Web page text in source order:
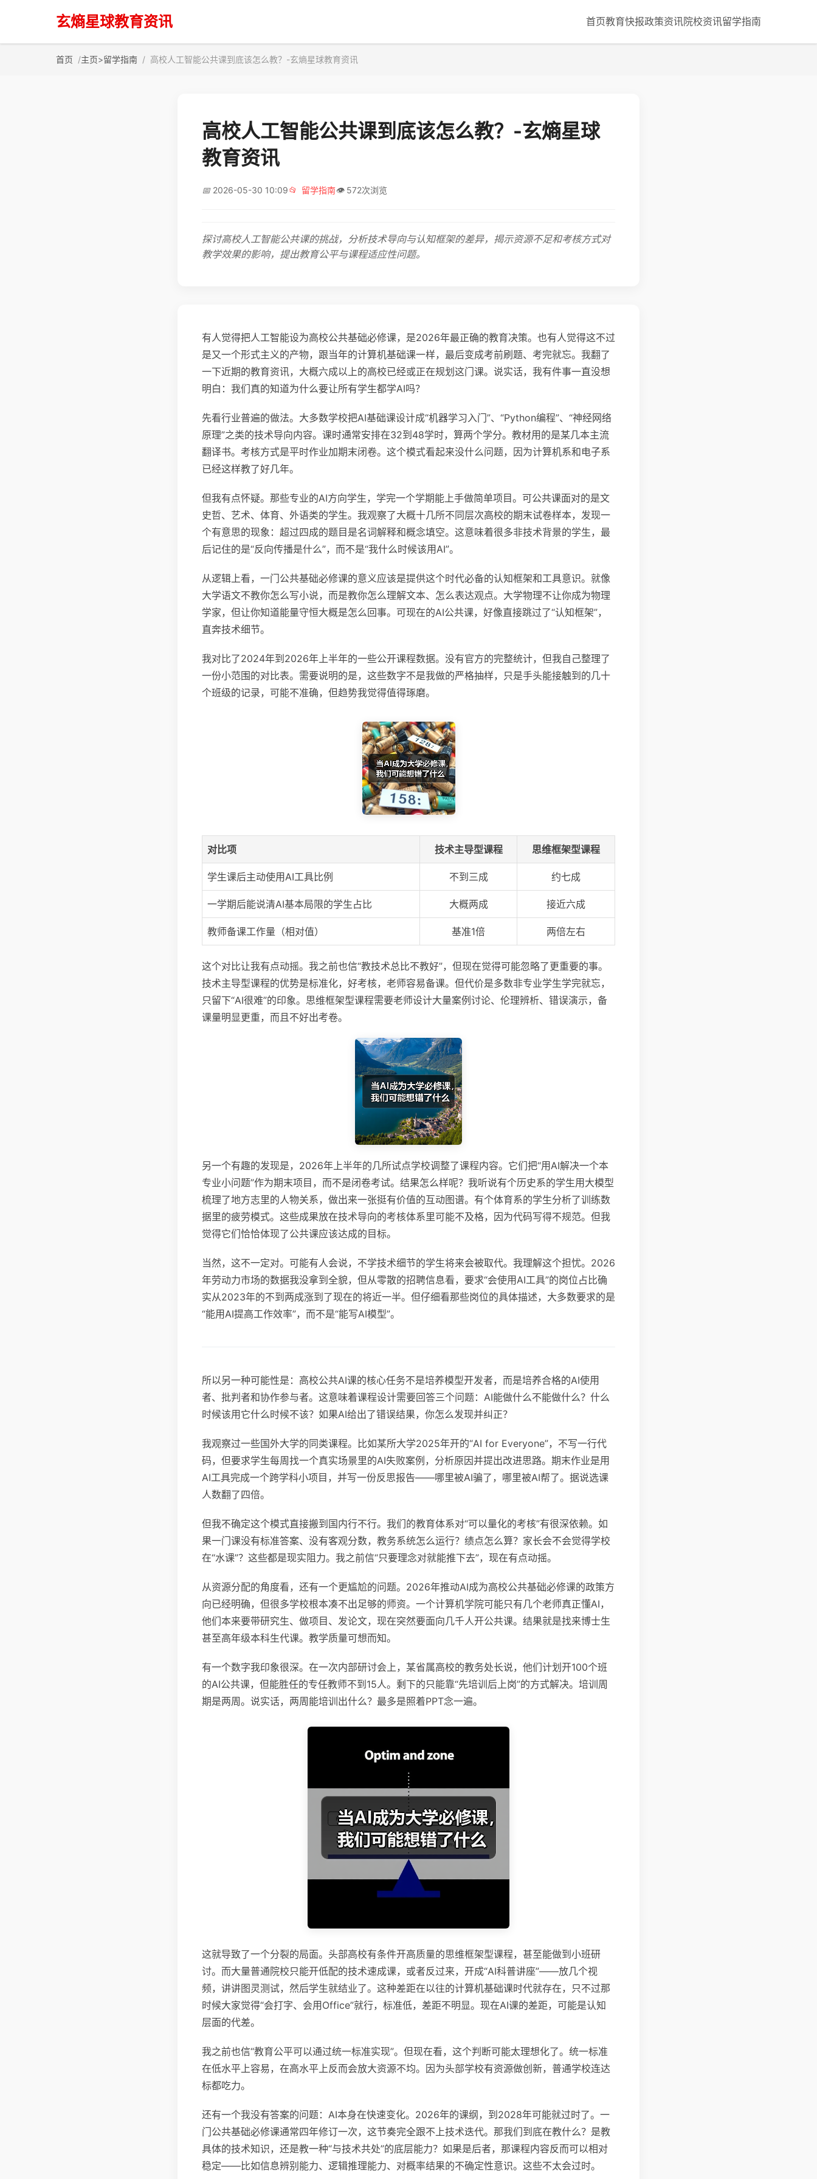
玄熵星球教育资讯 首页教育快报政策资讯院校资讯留学指南
首页 主页>留学指南 高校人工智能公共课到底该怎么教？-玄熵星球教育资讯
高校人工智能公共课到底该怎么教？-玄熵星球
教育资讯
📅 2026-05-30 10:09📂 留学指南👁️ 572次浏览
探讨高校人工智能公共课的挑战，分析技术导向与认知框架的差异，揭示资源不足和考核方式对
教学效果的影响，提出教育公平与课程适应性问题。
有人觉得把人工智能设为高校公共基础必修课，是2026年最正确的教育决策。也有人觉得这不过
是又一个形式主义的产物，跟当年的计算机基础课一样，最后变成考前刷题、考完就忘。我翻了
一下近期的教育资讯，大概六成以上的高校已经或正在规划这门课。说实话，我有件事一直没想
明白：我们真的知道为什么要让所有学生都学AI吗？
先看行业普遍的做法。大多数学校把AI基础课设计成“机器学习入门”、“Python编程”、“神经网络
原理”之类的技术导向内容。课时通常安排在32到48学时，算两个学分。教材用的是某几本主流
翻译书。考核方式是平时作业加期末闭卷。这个模式看起来没什么问题，因为计算机系和电子系
已经这样教了好几年。
但我有点怀疑。那些专业的AI方向学生，学完一个学期能上手做简单项目。可公共课面对的是文
史哲、艺术、体育、外语类的学生。我观察了大概十几所不同层次高校的期末试卷样本，发现一
个有意思的现象：超过四成的题目是名词解释和概念填空。这意味着很多非技术背景的学生，最
后记住的是“反向传播是什么”，而不是“我什么时候该用AI”。
从逻辑上看，一门公共基础必修课的意义应该是提供这个时代必备的认知框架和工具意识。就像
大学语文不教你怎么写小说，而是教你怎么理解文本、怎么表达观点。大学物理不让你成为物理
学家，但让你知道能量守恒大概是怎么回事。可现在的AI公共课，好像直接跳过了“认知框架”，
直奔技术细节。
我对比了2024年到2026年上半年的一些公开课程数据。没有官方的完整统计，但我自己整理了
一份小范围的对比表。需要说明的是，这些数字不是我做的严格抽样，只是手头能接触到的几十
个班级的记录，可能不准确，但趋势我觉得值得琢磨。
对比项 技术主导型课程 思维框架型课程
学生课后主动使用AI工具比例 不到三成 约七成
一学期后能说清AI基本局限的学生占比 大概两成 接近六成
教师备课工作量（相对值） 基准1倍 两倍左右
这个对比让我有点动摇。我之前也信“教技术总比不教好”，但现在觉得可能忽略了更重要的事。
技术主导型课程的优势是标准化，好考核，老师容易备课。但代价是多数非专业学生学完就忘，
只留下“AI很难”的印象。思维框架型课程需要老师设计大量案例讨论、伦理辨析、错误演示，备
课量明显更重，而且不好出考卷。
另一个有趣的发现是，2026年上半年的几所试点学校调整了课程内容。它们把“用AI解决一个本
专业小问题”作为期末项目，而不是闭卷考试。结果怎么样呢？我听说有个历史系的学生用大模型
梳理了地方志里的人物关系，做出来一张挺有价值的互动图谱。有个体育系的学生分析了训练数
据里的疲劳模式。这些成果放在技术导向的考核体系里可能不及格，因为代码写得不规范。但我
觉得它们恰恰体现了公共课应该达成的目标。
当然，这不一定对。可能有人会说，不学技术细节的学生将来会被取代。我理解这个担忧。2026
年劳动力市场的数据我没拿到全貌，但从零散的招聘信息看，要求“会使用AI工具”的岗位占比确
实从2023年的不到两成涨到了现在的将近一半。但仔细看那些岗位的具体描述，大多数要求的是
“能用AI提高工作效率”，而不是“能写AI模型”。
所以另一种可能性是：高校公共AI课的核心任务不是培养模型开发者，而是培养合格的AI使用
者、批判者和协作参与者。这意味着课程设计需要回答三个问题：AI能做什么不能做什么？什么
时候该用它什么时候不该？如果AI给出了错误结果，你怎么发现并纠正？
我观察过一些国外大学的同类课程。比如某所大学2025年开的“AI for Everyone”，不写一行代
码，但要求学生每周找一个真实场景里的AI失败案例，分析原因并提出改进思路。期末作业是用
AI工具完成一个跨学科小项目，并写一份反思报告——哪里被AI骗了，哪里被AI帮了。据说选课
人数翻了四倍。
但我不确定这个模式直接搬到国内行不行。我们的教育体系对“可以量化的考核”有很深依赖。如
果一门课没有标准答案、没有客观分数，教务系统怎么运行？绩点怎么算？家长会不会觉得学校
在“水课”？这些都是现实阻力。我之前信“只要理念对就能推下去”，现在有点动摇。
从资源分配的角度看，还有一个更尴尬的问题。2026年推动AI成为高校公共基础必修课的政策方
向已经明确，但很多学校根本凑不出足够的师资。一个计算机学院可能只有几个老师真正懂AI，
他们本来要带研究生、做项目、发论文，现在突然要面向几千人开公共课。结果就是找来博士生
甚至高年级本科生代课。教学质量可想而知。
有一个数字我印象很深。在一次内部研讨会上，某省属高校的教务处长说，他们计划开100个班
的AI公共课，但能胜任的专任教师不到15人。剩下的只能靠“先培训后上岗”的方式解决。培训周
期是两周。说实话，两周能培训出什么？最多是照着PPT念一遍。
这就导致了一个分裂的局面。头部高校有条件开高质量的思维框架型课程，甚至能做到小班研
讨。而大量普通院校只能开低配的技术速成课，或者反过来，开成“AI科普讲座”——放几个视
频，讲讲图灵测试，然后学生就结业了。这种差距在以往的计算机基础课时代就存在，只不过那
时候大家觉得“会打字、会用Office”就行，标准低，差距不明显。现在AI课的差距，可能是认知
层面的代差。
我之前也信“教育公平可以通过统一标准实现”。但现在看，这个判断可能太理想化了。统一标准
在低水平上容易，在高水平上反而会放大资源不均。因为头部学校有资源做创新，普通学校连达
标都吃力。
还有一个我没有答案的问题：AI本身在快速变化。2026年的课纲，到2028年可能就过时了。一
门公共基础必修课通常四年修订一次，这节奏完全跟不上技术迭代。那我们到底在教什么？是教
具体的技术知识，还是教一种“与技术共处”的底层能力？如果是后者，那课程内容反而可以相对
稳定——比如信息辨别能力、逻辑推理能力、对概率结果的不确定性意识。这些不太会过时。